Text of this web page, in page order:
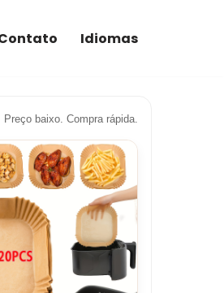
Idiomas
Preço baixo. Compra rápida.